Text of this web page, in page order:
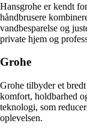
Hansgrohe er kendt
håndbrusere
vandbesparelse og
private hjem og
Grohe
Grohe tilbyder et
komfort, holdbarhed
teknologi, som
oplevelsen.